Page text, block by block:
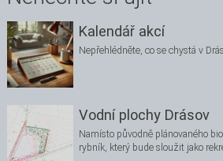
Kalendář akcí
Nepřehlédněte, co se chystá v
Vodní plochy Drásov
Namísto původně plánovaného
rybník, který bude sloužit jako